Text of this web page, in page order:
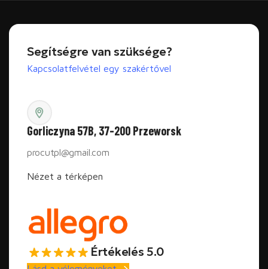
Segítségre van szüksége?
Kapcsolatfelvétel egy szakértővel
Gorliczyna 57B, 37-200 Przeworsk
procutpl@gmail.com
Nézet a térképen
Értékelés 5.0